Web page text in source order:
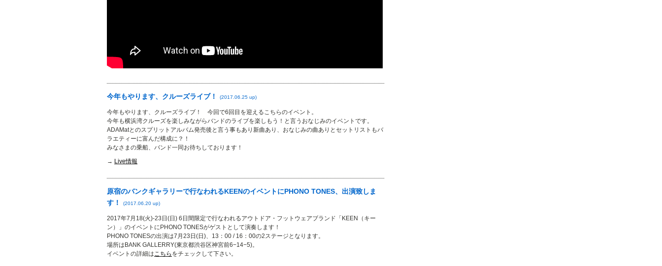
今年もやります、クルーズライブ！ (2017.06.25 up)
今年もやります、クルーズライブ！ 今回で6回目を迎えるこちらのイベント。
今年も横浜湾クルーズを楽しみながらバンドのライブを楽しもう！と言うおなじみのイベントです。
ADAMatとのスプリットアルバム発売後と言う事もあり新曲あり、おなじみの曲ありとセットリストもバ
ラエティーに富んだ構成に？！
みなさまの乗船、バンド一同お待ちしております！
→ Live情報
原宿のバンクギャラリーで行なわれるKEENのイベントにPHONO TONES、出演致しま
す！
(2017.06.20 up)
2017年7月18(火)-23日(日) 6日間限定で行なわれるアウトドア・フットウェアブランド「KEEN（キー
ン）」のイベントにPHONO TONESがゲストとして演奏します！
PHONO TONESの出演は7月23日(日)、13：00 / 16：00の2ステージとなります。
場所はBANK GALLERRY(東京都渋谷区神宮前6−14−5)。
イベントの詳細はこちら をチェックして下さい。